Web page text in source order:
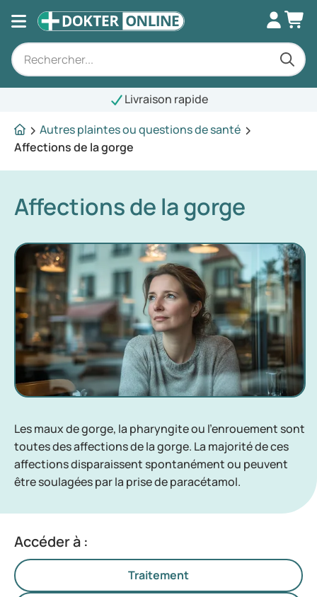
Livraison rapide
Autres plaintes ou questions de santé
Affections de la gorge
Affections de la gorge
Les maux de gorge, la pharyngite ou l'enrouement sont
toutes des affections de la gorge. La majorité de ces
affections disparaissent spontanément ou peuvent
être soulagées par la prise de paracétamol.
Accéder à :
Traitement